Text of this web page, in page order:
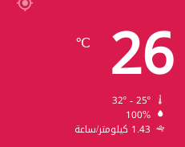
26
℃
100%
1.43 كيلومتر/ساعة